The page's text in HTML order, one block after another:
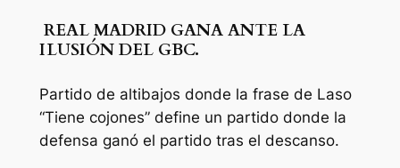
REAL MADRID GANA ANTE LA
ILUSIÓN DEL GBC.
Partido de altibajos donde la frase de Laso
“Tiene cojones” define un partido donde la
defensa ganó el partido tras el descanso.